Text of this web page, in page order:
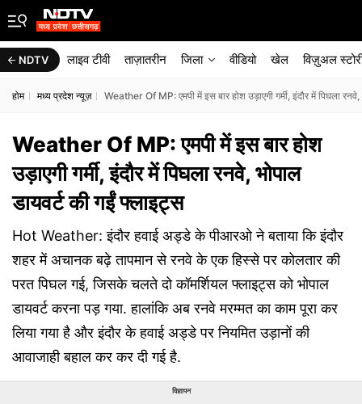
NDTV लाइव टीवी ताज़ातरीन जिला वीडियो खेल विज़ुअल
होम मध्य प्रदेश न्यूज़ Weather Of MP: एमपी में इस बार होश उड़ाएगी गर्मी, इंदौर में पिघला
Weather Of MP: एमपी में इस बार होश
उड़ाएगी गर्मी, इंदौर में पिघला रनवे, भोपाल
डायवर्ट की गईं फ्लाइट्स
Hot Weather: इंदौर हवाई अड्डे के पीआरओ ने बताया कि इंदौर
शहर में अचानक बढ़े तापमान से रनवे के एक हिस्से पर कोलतार की
परत पिघल गई, जिसके चलते दो कॉमर्शियल फ्लाइट्स को भोपाल
डायवर्ट करना पड़ गया. हालांकि अब रनवे मरम्मत का काम पूरा कर
लिया गया है और इंदौर के हवाई अड्डे पर नियमित उड़ानों की
आवाजाही बहाल कर कर दी गई है.
विज्ञापन